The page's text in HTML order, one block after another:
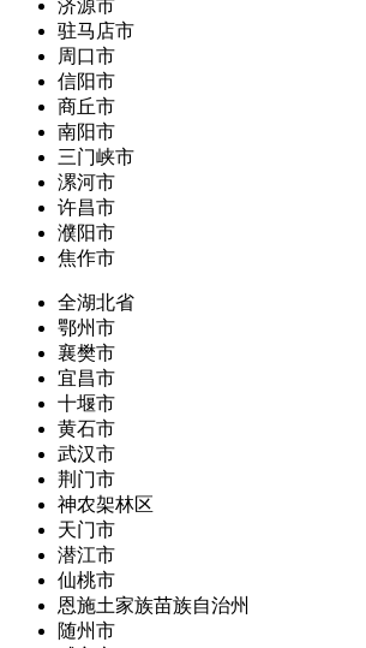
济源市
驻马店市
周口市
信阳市
商丘市
南阳市
三门峡市
漯河市
许昌市
濮阳市
焦作市
全湖北省
鄂州市
襄樊市
宜昌市
十堰市
黄石市
武汉市
荆门市
神农架林区
天门市
潜江市
仙桃市
恩施土家族苗族自治州
随州市